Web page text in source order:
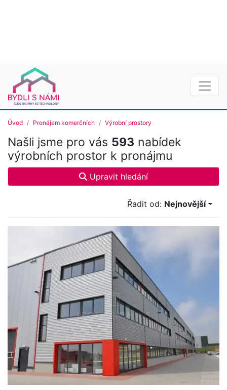
Úvod Pronájem komerčních Výrobní prostory
Našli jsme pro vás 593 nabídek
výrobních prostor k pronájmu
Upravit hledání
Řadit od: Nejnovější